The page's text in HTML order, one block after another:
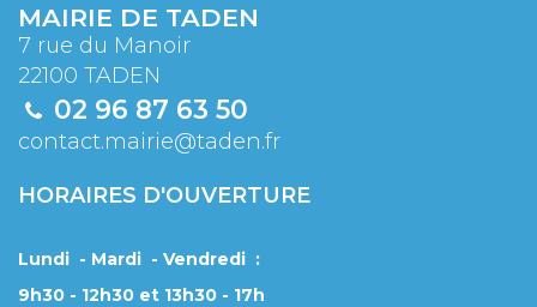
MAIRIE DE TADEN
7 rue du Manoir
22100 TADEN
02 96 87 63 50
contact.mairie@taden.fr
HORAIRES D'OUVERTURE
Lundi - Mardi - Vendredi :
9h30 - 12h30 et 13h30 - 17h